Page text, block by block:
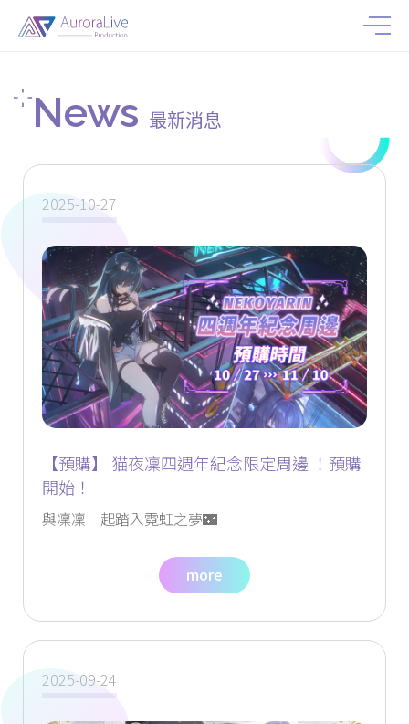
News 最新消息
2025-10-27
【預購】 猫夜凜四週年紀念限定周邊 ！預購
開始！
與凜凜一起踏入霓虹之夢🌃
more
2025-09-24